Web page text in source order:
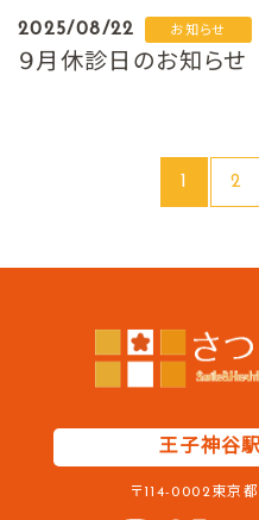
2025/08/22 お知らせ
９月休診日のお知らせ
1 2
王子神谷
〒114-0002東京